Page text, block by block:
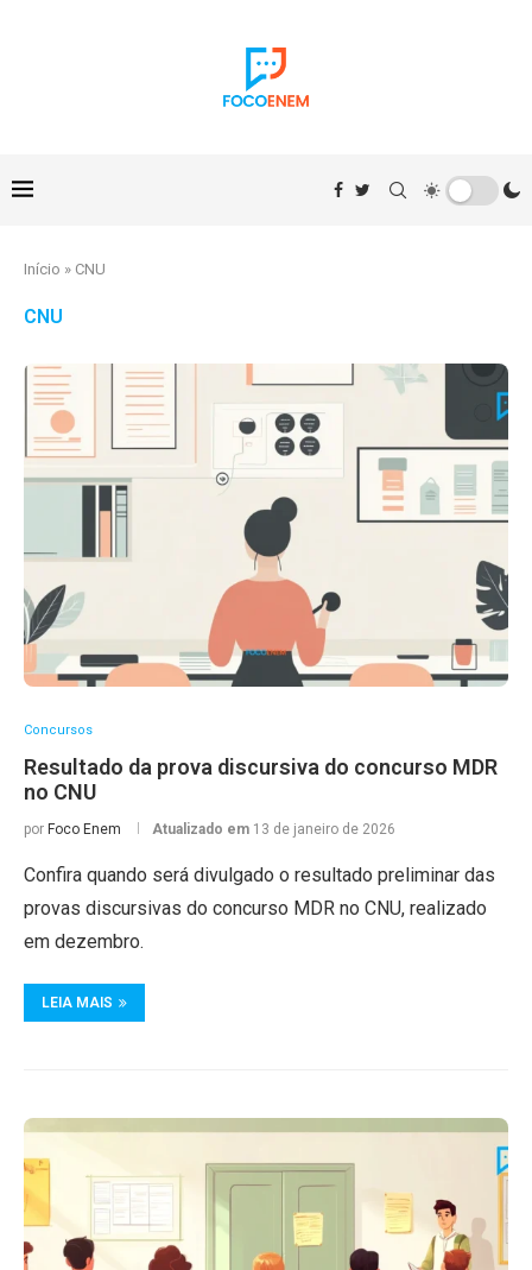
Início » CNU
CNU
Concursos
Resultado da prova discursiva do concurso MDR
no CNU
por Foco Enem Atualizado em 13 de janeiro de 2026
Confira quando será divulgado o resultado preliminar das
provas discursivas do concurso MDR no CNU, realizado
em dezembro.
LEIA MAIS